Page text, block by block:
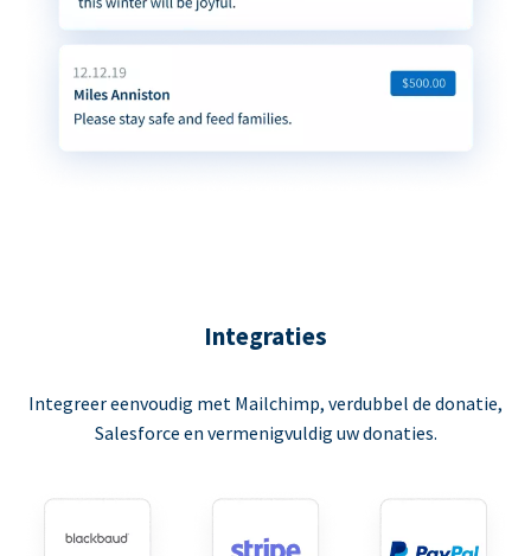
Integraties
Integreer eenvoudig met Mailchimp, verdubbel de donatie,
Salesforce en vermenigvuldig uw donaties.